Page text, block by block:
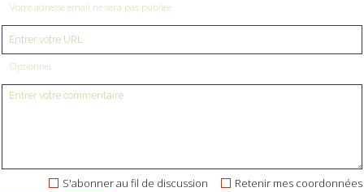
Votre adresse email ne sera pas publiée
Optionnel
Retenir mes coordonnées
S'abonner au fil de discussion